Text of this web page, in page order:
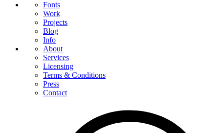
Fonts
Work
Projects
Blog
Info
About
Services
Licensing
Terms & Conditions
Press
Contact